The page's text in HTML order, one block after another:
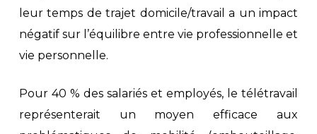
leur temps de trajet domicile/travail a un impact
négatif sur l’équilibre entre vie professionnelle et
vie personnelle.
Pour 40 % des salariés et employés, le télétravail
représenterait un moyen efficace aux